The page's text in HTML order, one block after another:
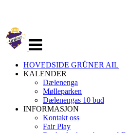
navigasjon
HOVEDSIDE GRÜNER AIL
KALENDER
Dælenenga
Mølleparken
Dælenengas 10 bud
INFORMASJON
Kontakt oss
Fair Play